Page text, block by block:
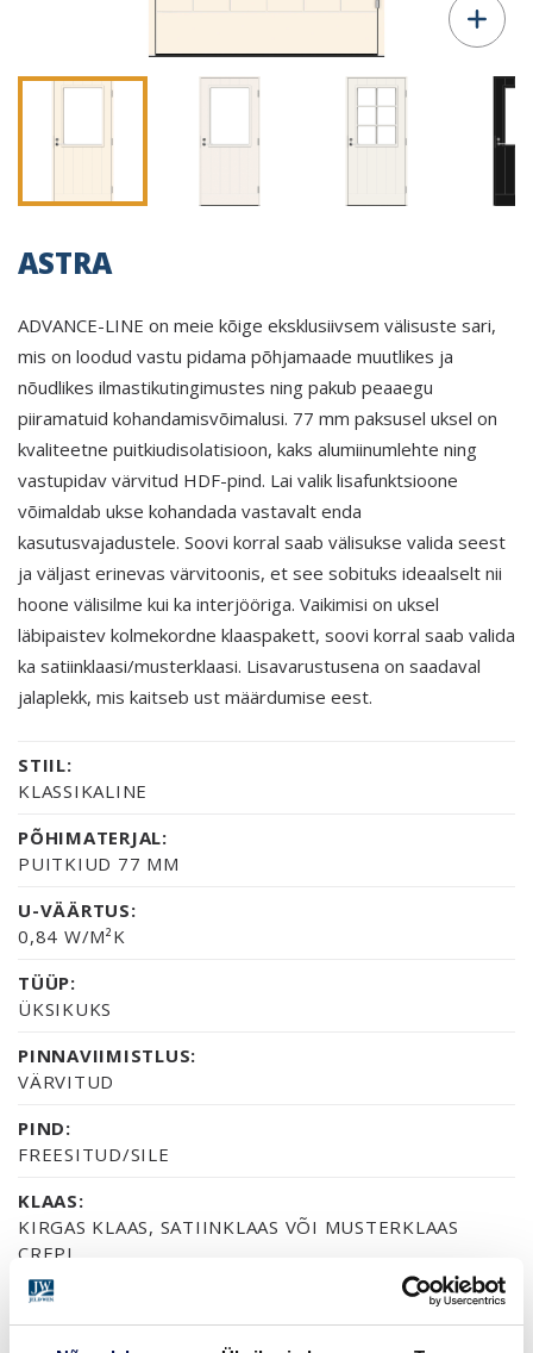
ASTRA
ADVANCE-LINE on meie kõige eksklusiivsem välisuste sari,
mis on loodud vastu pidama põhjamaade muutlikes ja
nõudlikes ilmastikutingimustes ning pakub peaaegu
piiramatuid kohandamisvõimalusi. 77 mm paksusel uksel on
kvaliteetne puitkiudisolatisioon, kaks alumiinumlehte ning
vastupidav värvitud HDF-pind. Lai valik lisafunktsioone
võimaldab ukse kohandada vastavalt enda
kasutusvajadustele. Soovi korral saab välisukse valida seest
ja väljast erinevas värvitoonis, et see sobituks ideaalselt nii
hoone välisilme kui ka interjööriga. Vaikimisi on uksel
läbipaistev kolmekordne klaaspakett, soovi korral saab valida
ka satiinklaasi/musterklaasi. Lisavarustusena on saadaval
jalaplekk, mis kaitseb ust määrdumise eest.
STIIL:
KLASSIKALINE
PÕHIMATERJAL:
PUITKIUD 77 MM
U-VÄÄRTUS:
0,84 W/M²K
TÜÜP:
ÜKSIKUKS
PINNAVIIMISTLUS:
VÄRVITUD
PIND:
FREESITUD/SILE
KLAAS:
KIRGAS KLAAS, SATIINKLAAS VÕI MUSTERKLAAS
CREPI
SERTIFIKAAT:
70% PEFC